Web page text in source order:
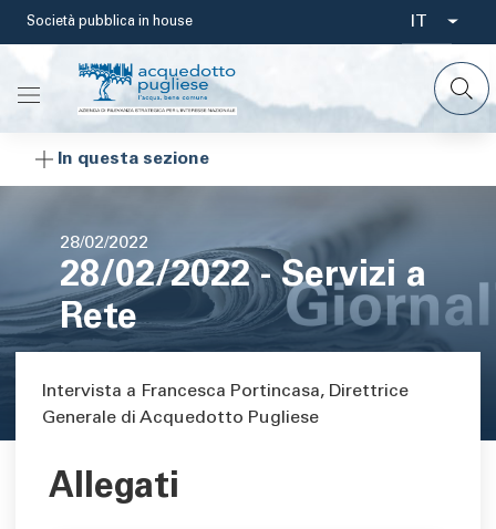
Salta
contenuto
principale
Società pubblica in house
Select
your
IT
In questa sezione
Data
di
pubblicazione
28/02/2022
28/02/2022 - Servizi a
Rete
Area di testo
Intervista a Francesca Portincasa, Direttrice
Generale di Acquedotto Pugliese
Allegati